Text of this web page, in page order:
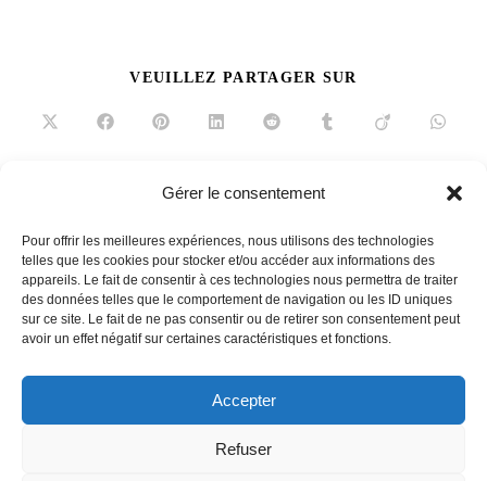
Gérer le consentement
Pour offrir les meilleures expériences, nous utilisons des technologies
telles que les cookies pour stocker et/ou accéder aux informations des
appareils. Le fait de consentir à ces technologies nous permettra de traiter
des données telles que le comportement de navigation ou les ID uniques
sur ce site. Le fait de ne pas consentir ou de retirer son consentement peut
avoir un effet négatif sur certaines caractéristiques et fonctions.
Accepter
Refuser
VEUILLEZ PARTAGER SUR
CONTENU
Ouvrir
Ouvrir
Ouvrir
fenêtre
Ouvrir
fenêtre
Ouvrir
fenêtre
Ouvrir
Ouvrir
Ouvrir
fenêtre
more
articles
Terrasse et accessoires
Article suivant
Chilienne ou transat, le match